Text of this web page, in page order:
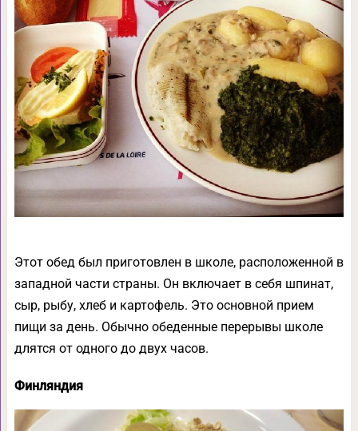
Этот обед был приготовлен в школе, расположенной в
западной части страны. Он включает в себя шпинат,
сыр, рыбу, хлеб и картофель. Это основной прием
пищи за день. Обычно обеденные перерывы школе
длятся от одного до двух часов.
Финляндия